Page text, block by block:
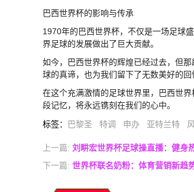
巴西世界杯的影响与传承
1970年的巴西世界杯，不仅是一场足球
界足球的发展做出了巨大贡献。
如今，巴西世界杯的辉煌已经过去，但
球的真谛，也为我们留下了无数美好的回
在这个充满激情的足球世界里，巴西世
段记忆，将永远镌刻在我们的心中。
标签： 巴黎圣 特调 申办 亚特兰特
上一篇: 刘畊宏世界杯足球操直播：健身
下一篇: 世界杯联名奶粉：体育营销新趋